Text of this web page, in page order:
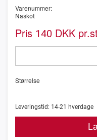
Varenummer:
Naskot
Pris 140 DKK
Størrelse
Leveringstid: 14-21 hverdage